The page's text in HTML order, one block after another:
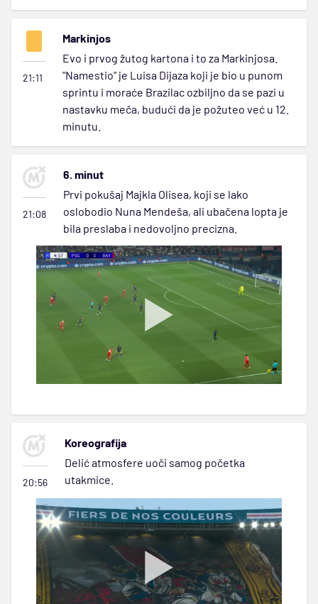
21:11
Markinjos
Evo i prvog žutog kartona i to za Markinjosa.
"Namestio" je Luisa Dijaza koji je bio u punom
sprintu i moraće Brazilac ozbiljno da se pazi u
nastavku meča, budući da je požuteo već u 12.
minutu.
21:08
6. minut
Prvi pokušaj Majkla Olisea, koji se lako
oslobodio Nuna Mendeša, ali ubačena lopta je
bila preslaba i nedovoljno precizna.
20:56
Koreografija
Delić atmosfere uoči samog početka
utakmice.